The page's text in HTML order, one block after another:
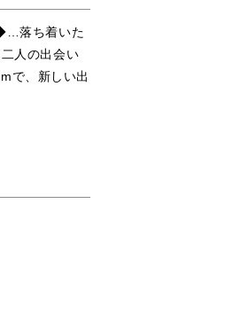
落ち着いた
人の出会い
で、新しい出